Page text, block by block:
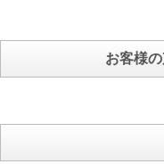
お客様